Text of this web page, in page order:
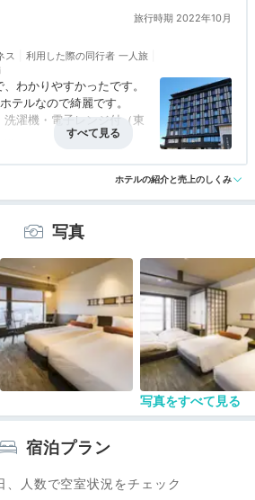
温もりを感じる庭園温泉大浴場と貸切
土料理も！ほっこり落ち着く朝食ビュ
旅行時期 2022年10月
ス 利用した際の同行者 一人旅
わかりやすかったです。
テルなので綺麗です。
濯機・電子レンジ付（東
ントランス、お部屋もち
ライトも和紙だったり窓
けなのかな・・・と
かりませんが周りには食
のでつけておいた方が無難
客室 3.5 接客対応 4.0 風呂 評価なし
ホテルの紹介と売上のしくみ
写真
写真をすべて見る
宿泊プラン
、人数で空室状況をチェック